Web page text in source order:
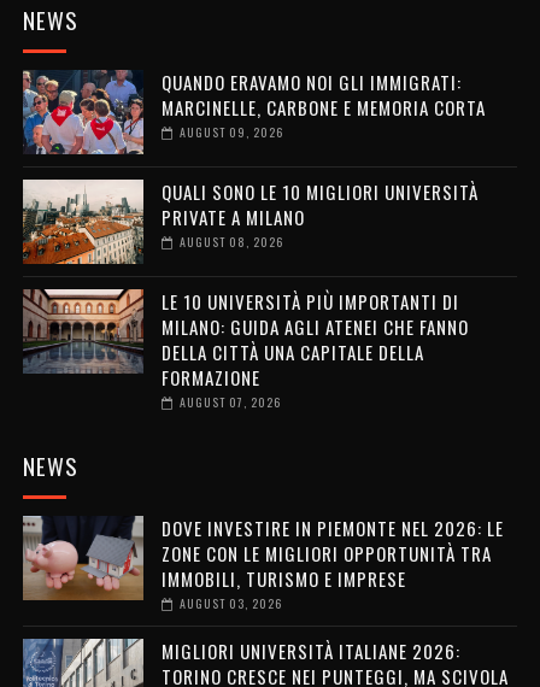
NEWS
QUANDO ERAVAMO NOI GLI IMMIGRATI:
MARCINELLE, CARBONE E MEMORIA CORTA
AUGUST 09, 2026
QUALI SONO LE 10 MIGLIORI UNIVERSITÀ
PRIVATE A MILANO
AUGUST 08, 2026
LE 10 UNIVERSITÀ PIÙ IMPORTANTI DI
MILANO: GUIDA AGLI ATENEI CHE FANNO
DELLA CITTÀ UNA CAPITALE DELLA
FORMAZIONE
AUGUST 07, 2026
NEWS
DOVE INVESTIRE IN PIEMONTE NEL 2026: LE
ZONE CON LE MIGLIORI OPPORTUNITÀ TRA
IMMOBILI, TURISMO E IMPRESE
AUGUST 03, 2026
MIGLIORI UNIVERSITÀ ITALIANE 2026:
TORINO CRESCE NEI PUNTEGGI, MA SCIVOLA